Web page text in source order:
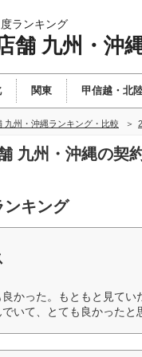
ランキング
舗 九州・沖
関東 甲信越・北
九州・沖縄ランキング・比較
九州・沖縄の契
ンキング
かった。もともと見て
いて、とても良かったと